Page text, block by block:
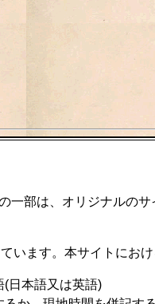
一部は、オリジナルの
います。本サイトにお
(日本語又は英語)